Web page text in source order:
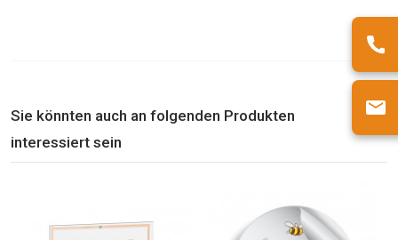
Sie könnten auch an folgenden Produkten
interessiert sein